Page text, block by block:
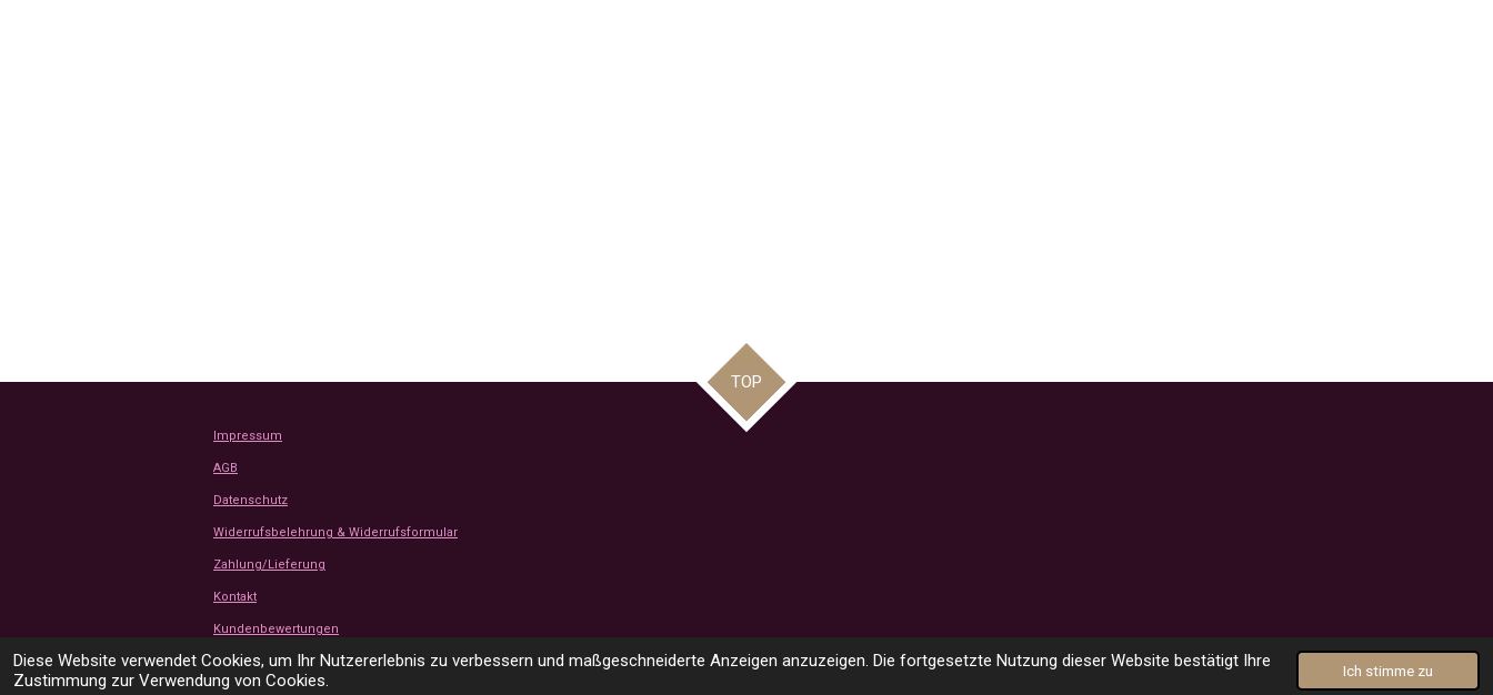
Diese Website verwendet Cookies, um Ihr Nutzererlebnis zu verbessern und maßgeschneiderte Anzeigen anzuzeigen. Die fortgesetzte Nutzung dieser Website bestätigt Ihre
Zustimmung zur Verwendung von Cookies.
Ich stimme zu
TOP
Impressum
AGB
Datenschutz
Widerrufsbelehrung & Widerrufsformular
Zahlung/Lieferung
Kontakt
Kundenbewertungen